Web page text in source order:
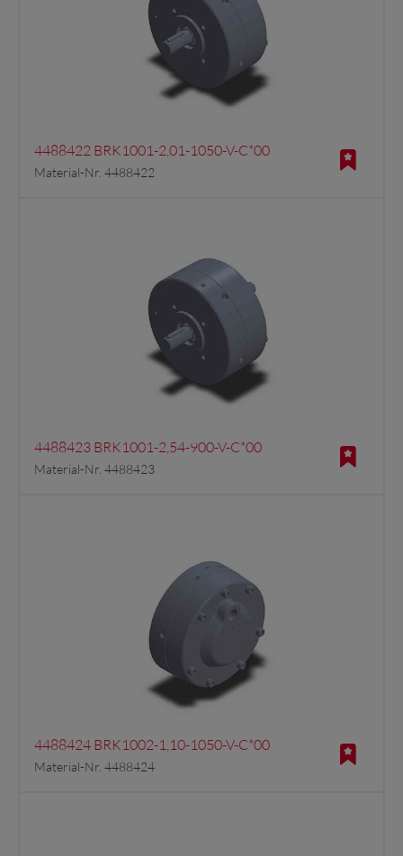
4488422 BRK1001-2,01-1050-V-C*00
Material-Nr. 4488422
4488423 BRK1001-2,54-900-V-C*00
Material-Nr. 4488423
4488424 BRK1002-1,10-1050-V-C*00
Material-Nr. 4488424